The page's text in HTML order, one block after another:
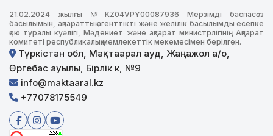
21.02.2024 жылғы №KZ04VPY00087936 Мерзімді баспасөз
басылымын, ақпараттық агенттікті және желілік басылымды есепке
қою туралы куәлігі, Мәдениет және ақпарат министрлігінің Ақпарат
комитеті республикалық мемлекеттік мекемесімен берілген.
Түркістан обл, Мақтаарал ауд, Жаңажол а/о,
Өргебас ауылы, Бірлік к, №9
info@maktaaral.kz
+77078175549